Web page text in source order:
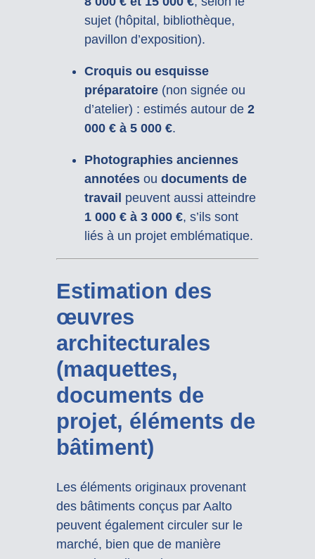
sujet (hôpital, bibliothèque,
pavillon d’exposition).
Croquis ou esquisse
préparatoire(non signée ou
d’atelier) : estimés autour de 2
000 € à 5 000 €.
Photographies anciennes
annotéesou documents de
travail peuvent aussi atteindre
1 000 € à 3 000 €, s’ils sont
liés à un projet emblématique.
Estimation des
œuvres
architecturales
(maquettes,
documents de
projet, éléments de
bâtiment)
Les éléments originaux provenant
des bâtiments conçus par Aalto
peuvent également circuler sur le
marché, bien que de manière